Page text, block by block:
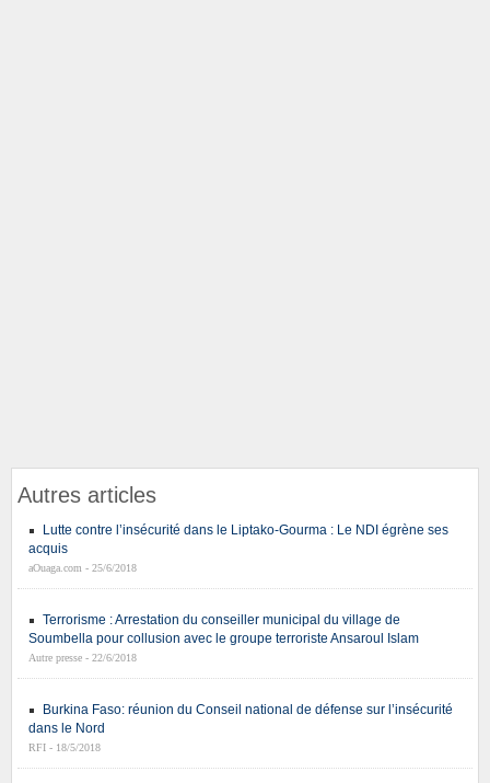
Autres articles
Lutte contre l’insécurité dans le Liptako-Gourma : Le NDI égrène ses
acquis
aOuaga.com - 25/6/2018
Terrorisme : Arrestation du conseiller municipal du village de
Soumbella pour collusion avec le groupe terroriste Ansaroul Islam
Autre presse - 22/6/2018
Burkina Faso: réunion du Conseil national de défense sur l’insécurité
dans le Nord
RFI - 18/5/2018